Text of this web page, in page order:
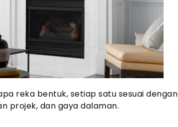
reka bentuk, setiap satu sesuai dengan
projek, dan gaya dalaman.